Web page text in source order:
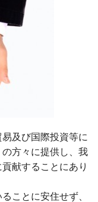
及び国際投資等に
方々に提供し、我
献することにあり
ことに安住せず、